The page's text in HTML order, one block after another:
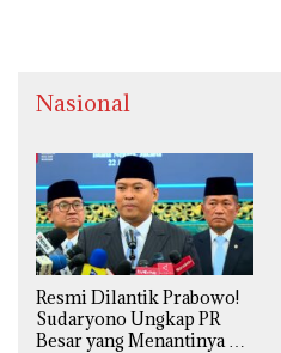
Nasional
Resmi Dilantik Prabowo!
Sudaryono Ungkap PR
Besar yang Menantinya di